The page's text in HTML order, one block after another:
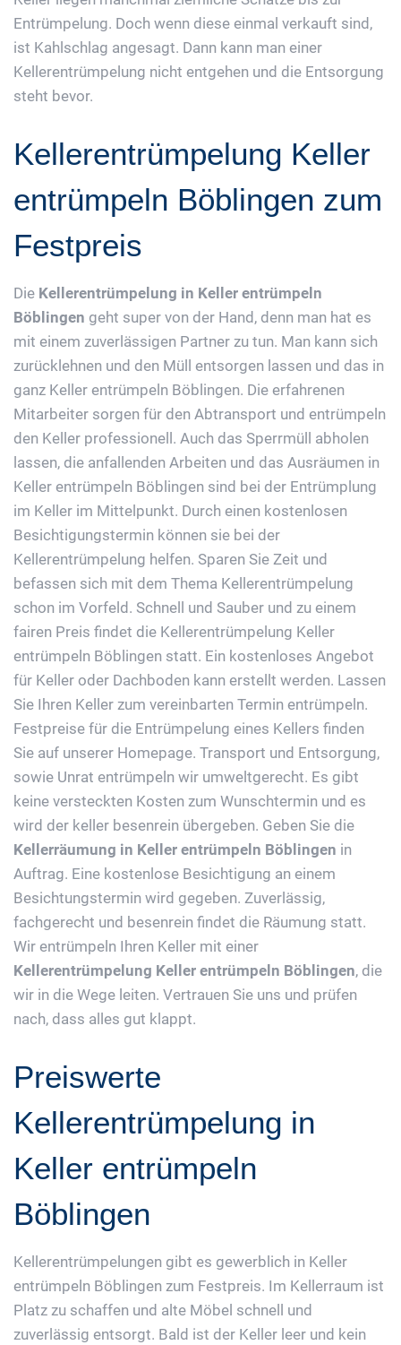
Entrümpelung. Doch wenn diese einmal verkauft sind,
ist Kahlschlag angesagt. Dann kann man einer
Kellerentrümpelung nicht entgehen und die Entsorgung
steht bevor.
Kellerentrümpelung Keller
entrümpeln Böblingen zum
Festpreis
Die Kellerentrümpelung in Keller entrümpeln
Böblingen geht super von der Hand, denn man hat es
mit einem zuverlässigen Partner zu tun. Man kann sich
zurücklehnen und den Müll entsorgen lassen und das in
ganz Keller entrümpeln Böblingen. Die erfahrenen
Mitarbeiter sorgen für den Abtransport und entrümpeln
den Keller professionell. Auch das Sperrmüll abholen
lassen, die anfallenden Arbeiten und das Ausräumen in
Keller entrümpeln Böblingen sind bei der Entrümplung
im Keller im Mittelpunkt. Durch einen kostenlosen
Besichtigungstermin können sie bei der
Kellerentrümpelung helfen. Sparen Sie Zeit und
befassen sich mit dem Thema Kellerentrümpelung
schon im Vorfeld. Schnell und Sauber und zu einem
fairen Preis findet die Kellerentrümpelung Keller
entrümpeln Böblingen statt. Ein kostenloses Angebot
für Keller oder Dachboden kann erstellt werden. Lassen
Sie Ihren Keller zum vereinbarten Termin entrümpeln.
Festpreise für die Entrümpelung eines Kellers finden
Sie auf unserer Homepage. Transport und Entsorgung,
sowie Unrat entrümpeln wir umweltgerecht. Es gibt
keine versteckten Kosten zum Wunschtermin und es
wird der keller besenrein übergeben. Geben Sie die
Kellerräumung in Keller entrümpeln Böblingen in
Auftrag. Eine kostenlose Besichtigung an einem
Besichtungstermin wird gegeben. Zuverlässig,
fachgerecht und besenrein findet die Räumung statt.
Wir entrümpeln Ihren Keller mit einer
Kellerentrümpelung Keller entrümpeln Böblingen, die
wir in die Wege leiten. Vertrauen Sie uns und prüfen
nach, dass alles gut klappt.
Preiswerte
Kellerentrümpelung in
Keller entrümpeln
Böblingen
Kellerentrümpelungen gibt es gewerblich in Keller
entrümpeln Böblingen zum Festpreis. Im Kellerraum ist
Platz zu schaffen und alte Möbel schnell und
zuverlässig entsorgt. Bald ist der Keller leer und kein